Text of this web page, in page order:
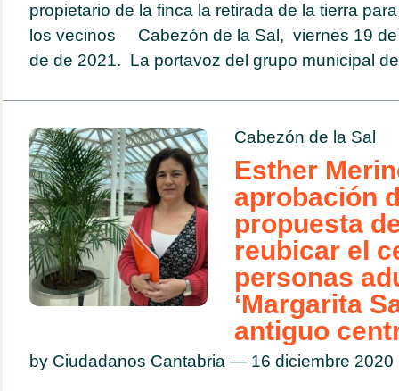
propietario de la finca la retirada de la tierra
los vecinos Cabezón de la Sal, viernes 19 de
de de 2021. La portavoz del grupo municipal
Cabezón de la Sal
Esther
aprobación
propuesta
reubicar el
personas
‘Margarita
antiguo
by Ciudadanos Cantabria — 16 diciembre